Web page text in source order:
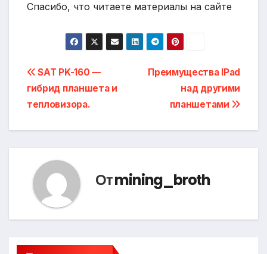
Спасибо, что читаете материалы на сайте
Навигация
по
записям
Преимущества IPad
над другими
планшетами
SAT PK-160 —
гибрид планшета и
тепловизора.
Отmining_broth